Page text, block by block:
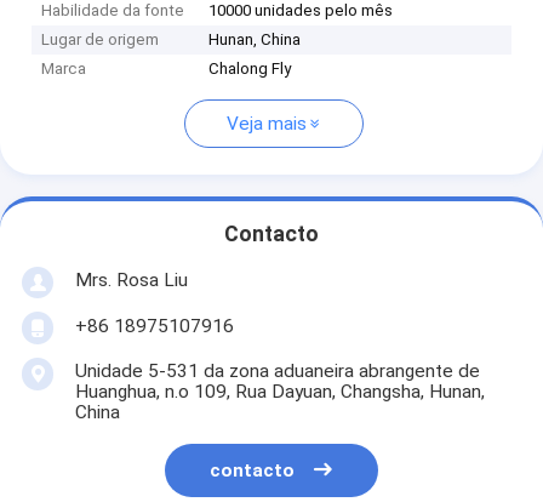
Habilidade da fonte
10000 unidades pelo mês
Lugar de origem
Hunan, China
Marca
Chalong Fly
Veja mais
Contacto
Mrs. Rosa Liu
+86 18975107916
Unidade 5-531 da zona aduaneira abrangente de
Huanghua, n.o 109, Rua Dayuan, Changsha, Hunan,
China
contacto